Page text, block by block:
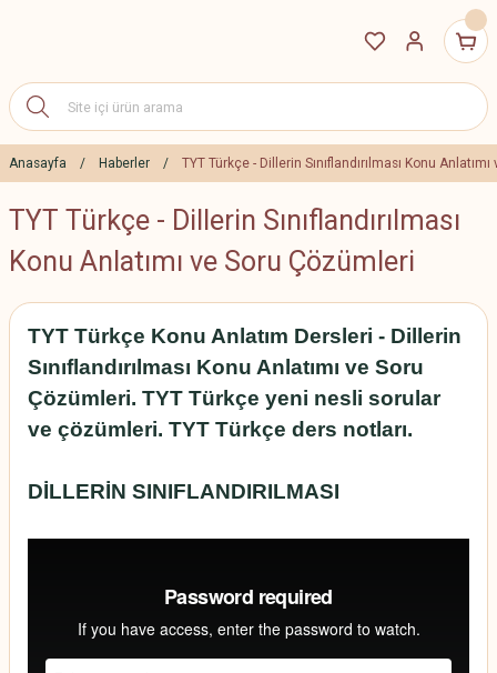
Anasayfa Haberler TYT Türkçe - Dillerin Sınıflandırılması Konu
TYT Türkçe - Dillerin Sınıflandırılması
Konu Anlatımı ve Soru Çözümleri
TYT Türkçe Konu Anlatım Dersleri - Dillerin
Sınıflandırılması Konu Anlatımı ve Soru
Çözümleri. TYT Türkçe yeni nesli sorular
ve çözümleri. TYT Türkçe ders notları.
DİLLERİN SINIFLANDIRILMASI